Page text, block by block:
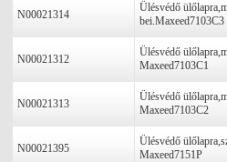
N00021314
Ülésvédő
bei.Maxeed7103C3
N00021312
Ülésvédő
Maxeed7103C1
N00021313
Ülésvédő
Maxeed7103C2
N00021395
Ülésvédő
Maxeed7151P